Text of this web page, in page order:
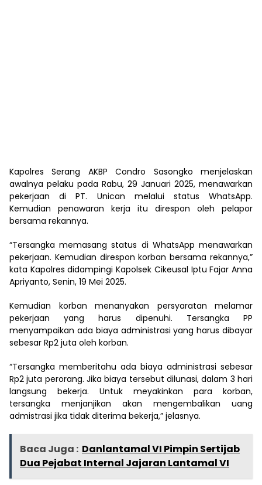
Kapolres Serang AKBP Condro Sasongko menjelaskan
awalnya pelaku pada Rabu, 29 Januari 2025, menawarkan
pekerjaan di PT. Unican melalui status WhatsApp.
Kemudian penawaran kerja itu direspon oleh pelapor
bersama rekannya.
“Tersangka memasang status di WhatsApp menawarkan
pekerjaan. Kemudian direspon korban bersama rekannya,”
kata Kapolres didampingi Kapolsek Cikeusal Iptu Fajar Anna
Apriyanto, Senin, 19 Mei 2025.
Kemudian korban menanyakan persyaratan melamar
pekerjaan yang harus dipenuhi. Tersangka PP
menyampaikan ada biaya administrasi yang harus dibayar
sebesar Rp2 juta oleh korban.
“Tersangka memberitahu ada biaya administrasi sebesar
Rp2 juta perorang. Jika biaya tersebut dilunasi, dalam 3 hari
langsung bekerja. Untuk meyakinkan para korban,
tersangka menjanjikan akan mengembalikan uang
admistrasi jika tidak diterima bekerja,” jelasnya.
Baca Juga : Danlantamal VI Pimpin Sertijab
Dua Pejabat Internal Jajaran Lantamal VI